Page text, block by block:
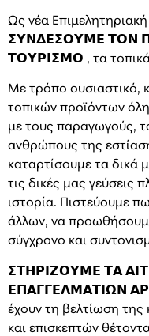
Ως νέα
𝝨𝝪𝝢𝝙𝝚𝝨𝝤𝝪𝝡𝝚 𝝩𝝤𝝢
𝝩𝝤𝝪𝝦𝝞𝝨𝝡𝝤 , τα τοπικά
Με τρόπο ουσιαστικό,
τοπικών προϊόντων
με τους παραγωγούς,
ανθρώπους της
καταρτίσουμε τα δικά
τις δικές μας γεύσεις
ιστορία. Πιστεύουμε
άλλων, να
σύγχρονο και
𝝨𝝩𝝜𝝦𝝞𝝛𝝤𝝪𝝡𝝚 𝝩𝝖
𝝚𝝥𝝖𝝘𝝘𝝚𝝠𝝡𝝖𝝩𝝞𝝮𝝢
έχουν τη βελτίωση
και επισκεπτών